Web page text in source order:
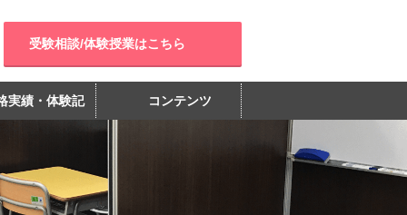
受験相談/体験授業はこちら
実績・体験記 コンテンツ